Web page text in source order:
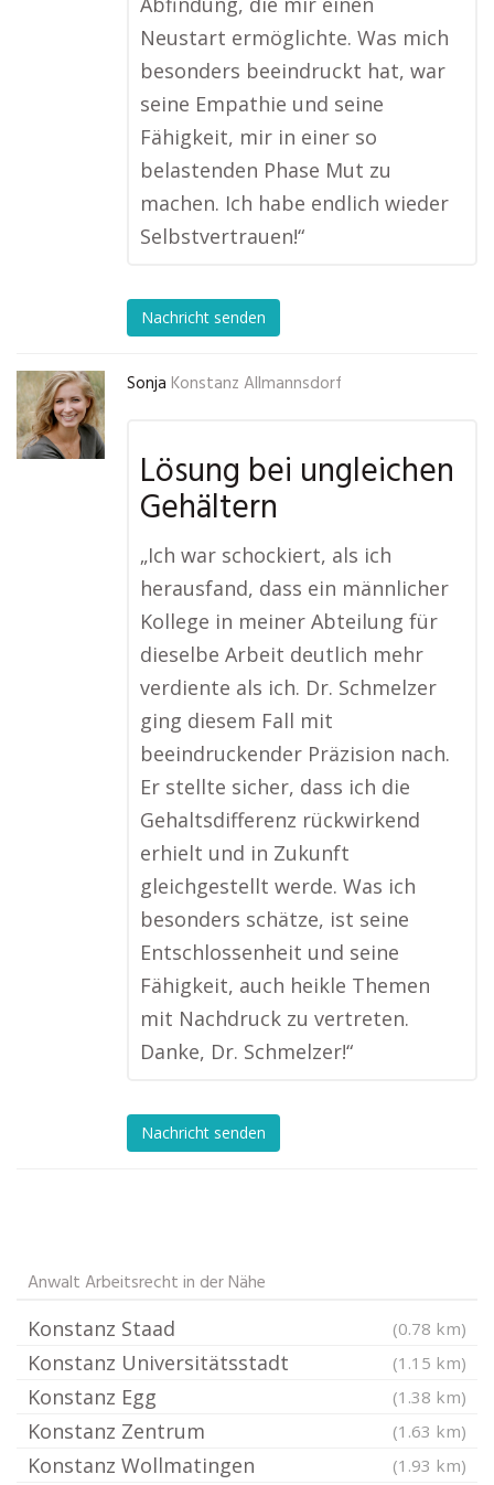
Neustart ermöglichte. Was mich
besonders beeindruckt hat, war
seine Empathie und seine
Fähigkeit, mir in einer so
belastenden Phase Mut zu
machen. Ich habe endlich wieder
Selbstvertrauen!“
Nachricht senden
Sonja Konstanz Allmannsdorf
Lösung bei ungleichen
Gehältern
„Ich war schockiert, als ich
herausfand, dass ein männlicher
Kollege in meiner Abteilung für
dieselbe Arbeit deutlich mehr
verdiente als ich. Dr. Schmelzer
ging diesem Fall mit
beeindruckender Präzision nach.
Er stellte sicher, dass ich die
Gehaltsdifferenz rückwirkend
erhielt und in Zukunft
gleichgestellt werde. Was ich
besonders schätze, ist seine
Entschlossenheit und seine
Fähigkeit, auch heikle Themen
mit Nachdruck zu vertreten.
Danke, Dr. Schmelzer!“
Nachricht senden
Anwalt Arbeitsrecht in der Nähe
Konstanz Staad (0.78 km)
Konstanz Universitätsstadt (1.15 km)
Konstanz Egg (1.38 km)
Konstanz Zentrum (1.63 km)
Konstanz Wollmatingen (1.93 km)